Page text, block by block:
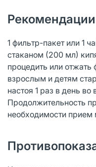
1 фильтр-пакет или 1
стаканом (200 мл)
процедить или
взрослым и детям
настоя 1 раз в день
Продолжительность
необходимости прием